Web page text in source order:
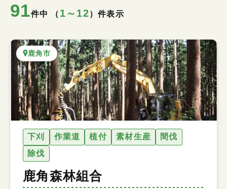
91件中 （ 1～12）件表示
鹿角市
下刈 作業道 植付 素材生産
間伐
除伐
鹿角森林組合